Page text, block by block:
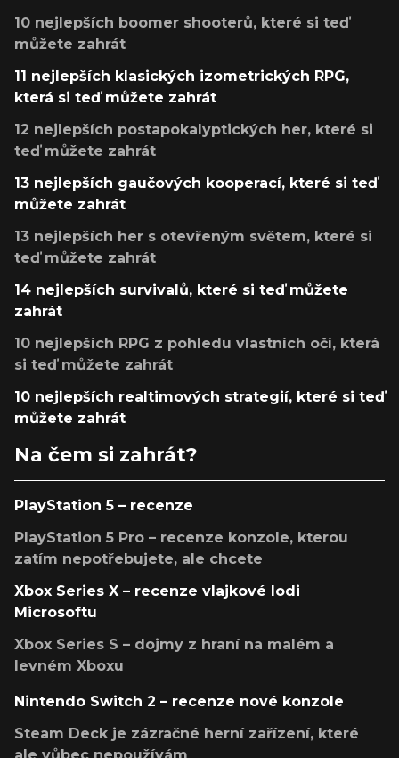
10 nejlepších boomer shooterů, které si teď
můžete zahrát
11 nejlepších klasických izometrických RPG,
která si teď můžete zahrát
12 nejlepších postapokalyptických her, které si
teď můžete zahrát
13 nejlepších gaučových kooperací, které si teď
můžete zahrát
13 nejlepších her s otevřeným světem, které si
teď můžete zahrát
14 nejlepších survivalů, které si teď můžete
zahrát
10 nejlepších RPG z pohledu vlastních očí, která
si teď můžete zahrát
10 nejlepších realtimových strategií, které si teď
můžete zahrát
Na čem si zahrát?
PlayStation 5 – recenze
PlayStation 5 Pro – recenze konzole, kterou
zatím nepotřebujete, ale chcete
Xbox Series X – recenze vlajkové lodi
Microsoftu
Xbox Series S – dojmy z hraní na malém a
levném Xboxu
Nintendo Switch 2 – recenze nové konzole
Steam Deck je zázračné herní zařízení, které